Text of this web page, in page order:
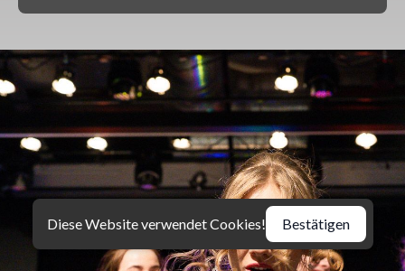
Diese Website verwendet Cookies! Bestätigen